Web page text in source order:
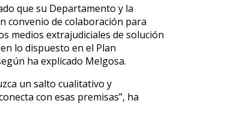
que su Departamento y la
convenio de colaboración para
medios extrajudiciales de solución
lo dispuesto en el Plan
ha explicado Melgosa.
un salto cualitativo y
con esas premisas”, ha